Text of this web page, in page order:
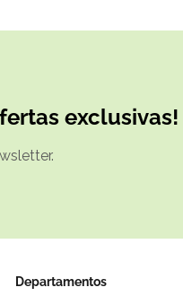
exclusivas!
Departamentos